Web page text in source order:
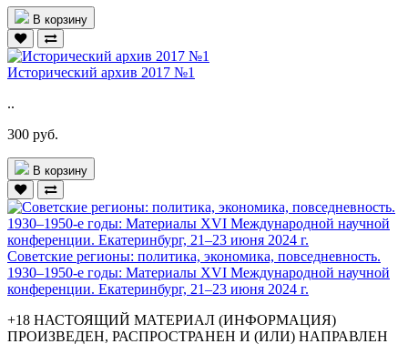
В корзину
Исторический архив 2017 №1
..
300 руб.
В корзину
Советские регионы: политика, экономика, повседневность.
1930–1950-е годы: Материалы XVI Международной научной
конференции. Екатеринбург, 21–23 июня 2024 г.
+18 НАСТОЯЩИЙ МАТЕРИАЛ (ИНФОРМАЦИЯ)
ПРОИЗВЕДЕН, РАСПРОСТРАНЕН И (ИЛИ) НАПРАВЛЕН